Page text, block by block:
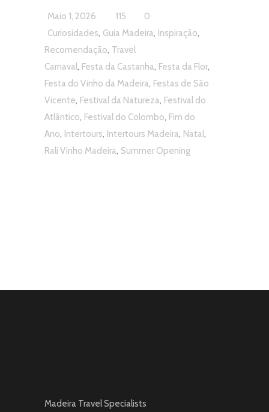
Maio 1, 2026 115
0
Curiosidades, Guia Madeira, Inspiração,
Recomendação, Travel
Carnaval, Festa da Castanha, Festa da Flor,
Festa do Vinho da Madeira, Festas de São
Vicente, Festival da Natureza, Festival do
Atlântico, Festival do Colombo, Fim do
Ano, Intertours, Intertours Madeira, Natal,
Rali Vinho Madeira, Summer Opening
Madeira Travel Specialists